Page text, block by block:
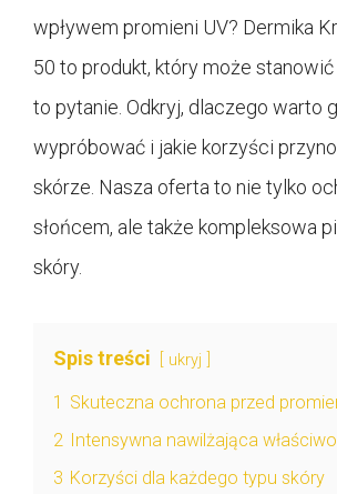
wpływem promieni UV? Dermika
50 to produkt, który może
to pytanie. Odkryj, dlaczego warto
wypróbować i jakie korzyści
skórze. Nasza oferta to nie tylko
słońcem, ale także kompleksowa
skóry.
Spis treści ukryj
1 Skuteczna ochrona przed
2 Intensywna nawilżająca
3 Korzyści dla każdego typu skóry